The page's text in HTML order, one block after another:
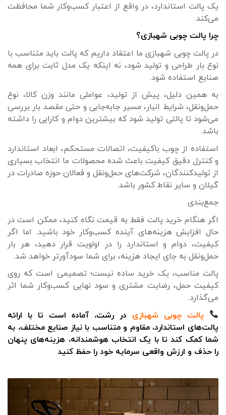
یک پالت استاندارد، در واقع از اعتبار کسب‌وکار شما محافظت
می‌کند.
چرا پالت چوبی شهبازی؟
در پالت چوبی شهبازی ما اعتقاد داریم که پالت باید متناسب با
نوع بار طراحی و تولید شود، نه اینکه یک مدل ثابت برای همه
صنایع استفاده شود.
به همین دلیل، پیش از تولید، عواملی مانند وزن کالا، نوع
حمل‌ونقل، شرایط انبار، مسیر جابه‌جایی و حتی مقصد بار بررسی
می‌شود تا پالتی تولید شود که بیشترین دوام و کارایی را داشته
باشد.
استفاده از چوب باکیفیت، اتصالات مستحکم، ابعاد استاندارد
و کنترل دقیق کیفیت باعث شده محصولات ما انتخاب بسیاری
از تولیدکنندگان، شرکت‌های حمل‌ونقل و فعالان حوزه صادرات در
گیلان و سایر نقاط کشور باشد.
جمع‌بندی
اگر هنگام خرید پالت فقط به قیمت نگاه کنید، ممکن است در
حال افزایش هزینه‌های آینده کسب‌وکار خود باشید. اما اگر
کیفیت، دوام و استاندارد را در اولویت قرار دهید، هر بار
حمل‌ونقل به جای ایجاد هزینه، برای شما سودآورتر خواهد شد.
پالت مناسب، یک خرید ساده نیست؛ تصمیمی است که روی
کیفیت حمل، رضایت مشتری و سود نهایی کسب‌وکار شما اثر
می‌گذارد.
پالت چوبی شهبازی در رشت، آماده است تا با ارائه
پالت‌های استاندارد، مقاوم و متناسب با نیاز صنایع مختلف، به
شما کمک کند تا با یک انتخاب هوشمندانه، هزینه‌های پنهان
را حذف و ارزش واقعی سرمایه خود را حفظ کنید